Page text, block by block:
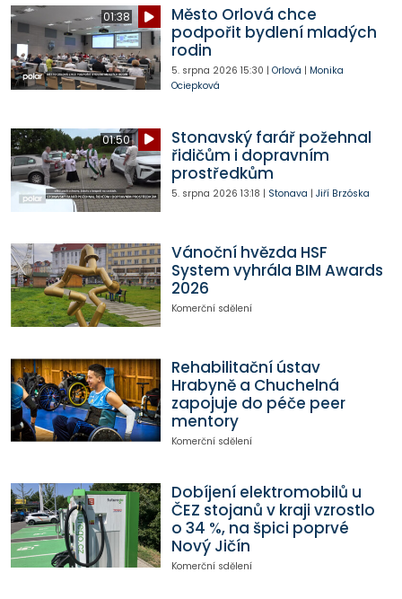
01:38
Město Orlová chce
podpořit bydlení mladých
rodin
5. srpna 2026 15:30 | Orlová | Monika
Ociepková
01:50
Stonavský farář požehnal
řidičům i dopravním
prostředkům
5. srpna 2026 13:18 | Stonava | Jiří Brzóska
Vánoční hvězda HSF
System vyhrála BIM Awards
2026
Komerční sdělení
Rehabilitační ústav
Hrabyně a Chuchelná
zapojuje do péče peer
mentory
Komerční sdělení
Dobíjení elektromobilů u
ČEZ stojanů v kraji vzrostlo
o 34 %, na špici poprvé
Nový Jičín
Komerční sdělení